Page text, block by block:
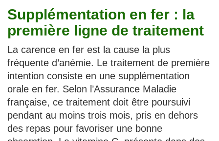
Supplémentation en fer : la
première ligne de traitement
La carence en fer est la cause la plus
fréquente d’anémie. Le traitement de première
intention consiste en une supplémentation
orale en fer. Selon l’Assurance Maladie
française, ce traitement doit être poursuivi
pendant au moins trois mois, pris en dehors
des repas pour favoriser une bonne